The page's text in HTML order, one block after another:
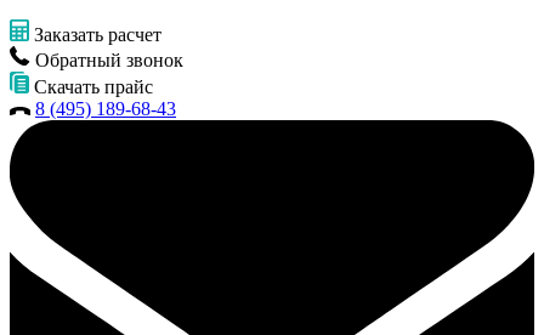
Заказать расчет
Обратный звонок
Скачать прайс
8 (495) 189-68-43